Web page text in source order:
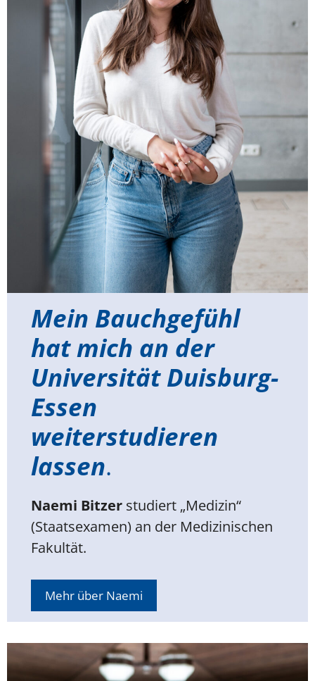
Mein Bauchgefühl
hat mich an der
Universität Duisburg-
Essen
weiterstudieren
lassen.
Naemi Bitzer studiert „Medizin“
(Staatsexamen) an der Medizinischen
Fakultät.
Mehr über Naemi